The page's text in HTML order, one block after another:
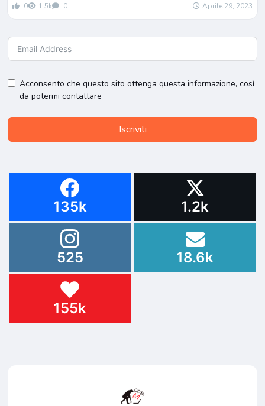
0 1.5k 0 Aprile 29, 2023
Acconsento che questo sito ottenga questa informazione, così
da potermi contattare
Iscriviti
135k 1.2k
525 18.6k
155k